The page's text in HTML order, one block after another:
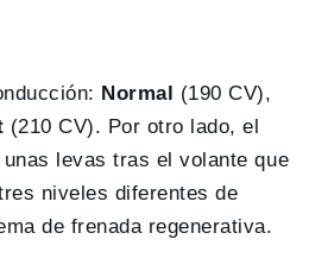
Normal (190 CV),
(210 CV). Por otro lado, el
levas tras el volante que
niveles diferentes de
de frenada regenerativa.